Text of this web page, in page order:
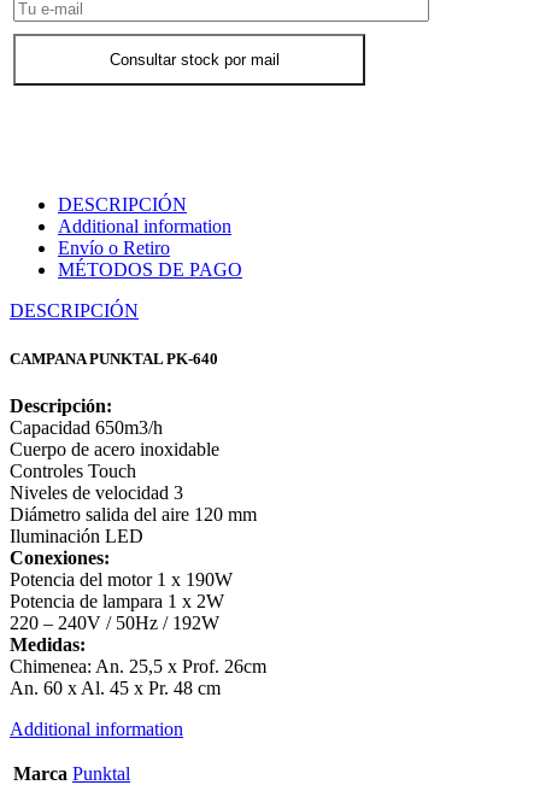
Consultar stock por mail
DESCRIPCIÓN
Additional information
Envío o Retiro
MÉTODOS DE PAGO
DESCRIPCIÓN
CAMPANA PUNKTAL PK-640
Descripción:
Capacidad 650m3/h
Cuerpo de acero inoxidable
Controles Touch
Niveles de velocidad 3
Diámetro salida del aire 120 mm
Iluminación LED
Conexiones:
Potencia del motor 1 x 190W
Potencia de lampara 1 x 2W
220 – 240V / 50Hz / 192W
Medidas:
Chimenea: An. 25,5 x Prof. 26cm
An. 60 x Al. 45 x Pr. 48 cm
Additional information
Marca Punktal